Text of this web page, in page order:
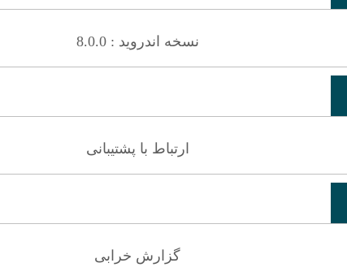
نسخه اندروید : 8.0.0
ارتباط با پشتیبانی
گزارش خرابی